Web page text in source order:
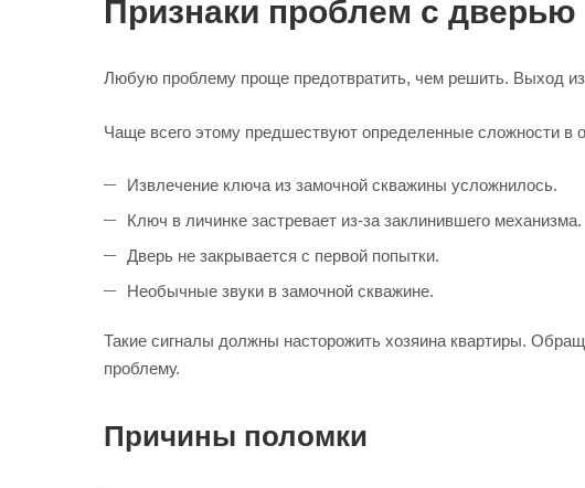
Признаки проблем с дверью
Любую проблему проще предотвратить, чем решить. Выход из
Чаще всего этому предшествуют определенные сложности в
Извлечение ключа из замочной скважины усложнилось.
Ключ в личинке застревает из-за заклинившего механизма.
Дверь не закрывается с первой попытки.
Необычные звуки в замочной скважине.
Такие сигналы должны насторожить хозяина квартиры.
проблему.
Причины поломки